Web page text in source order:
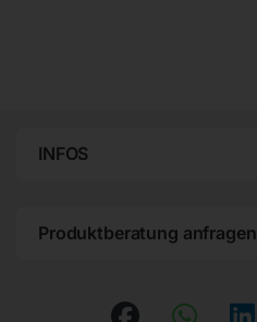
INFOS
Produktberatung anfragen